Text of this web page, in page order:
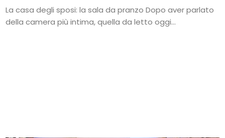
La casa degli sposi: la sala da pranzo Dopo aver parlato
della camera più intima, quella da letto oggi...